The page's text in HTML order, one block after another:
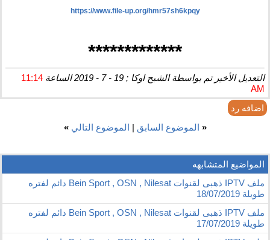
https://www.file-up.org/hmr57sh6kpqy
*************
التعديل الأخير تم بواسطة الشبح اوكا ; 19 - 7 - 2019 الساعة
11:14
AM
اضافه رد
« الموضوع السابق | الموضوع التالي »
المواضيع المتشابهه
ملف IPTV ذهبى لقنوات Bein Sport , OSN , Nilesat دائم لفتره
طويلة 18/07/2019
ملف IPTV ذهبى لقنوات Bein Sport , OSN , Nilesat دائم لفتره
طويلة 17/07/2019